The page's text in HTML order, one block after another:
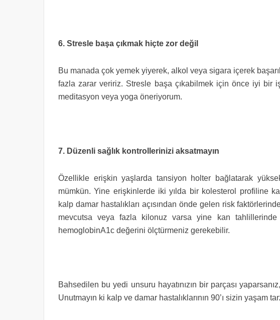
6. Stresle başa çıkmak hiçte zor değil
Bu manada çok yemek yiyerek, alkol veya sigara içerek
fazla zarar veririz. Stresle başa çıkabilmek için önce iyi bir
meditasyon veya yoga öneriyorum.
7. Düzenli sağlık kontrollerinizi aksatmayın
Özellikle erişkin yaşlarda tansiyon holter bağlatarak
mümkün. Yine erişkinlerde iki yılda bir kolesterol profiline
kalp damar hastalıkları açısından önde gelen risk
mevcutsa veya fazla kilonuz varsa yine kan tahlillerinde
hemoglobinA1c değerini ölçtürmeniz gerekebilir.
Bahsedilen bu yedi unsuru hayatınızın bir parçası
Unutmayın ki kalp ve damar hastalıklarının 90’ı sizin yaşam